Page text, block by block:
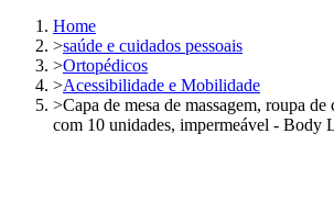
Home
>saúde e cuidados pessoais
>Ortopédicos
>Acessibilidade e Mobilidade
>Capa de mesa de massagem, roupa de
com 10 unidades, impermeável - Body